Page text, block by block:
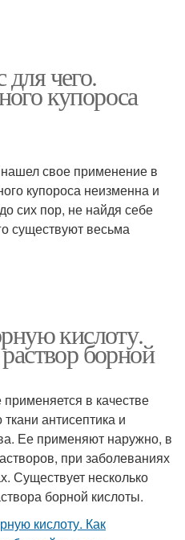
чего.
купороса
свое применение в
купороса неизменна и
сих пор, не найдя себе
существуют весьма
кислоту.
борной
в качестве
антисептика и
Ее применяют наружно, в
при заболеваниях
Существует несколько
борной кислоты.